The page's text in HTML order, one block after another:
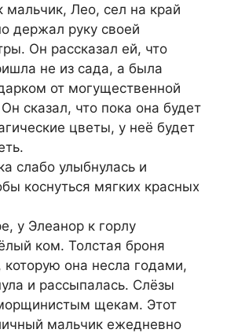
мальчик, Лео, сел на край
держал руку своей
Он рассказал ей, что
не из сада, а была
от могущественной
сказал, что пока она будет
цветы, у неё будет
слабо улыбнулась и
коснуться мягких красных
у Элеанор к горлу
ком. Толстая броня
которую она несла годами,
и рассыпалась. Слёзы
щекам. Этот
мальчик ежедневно